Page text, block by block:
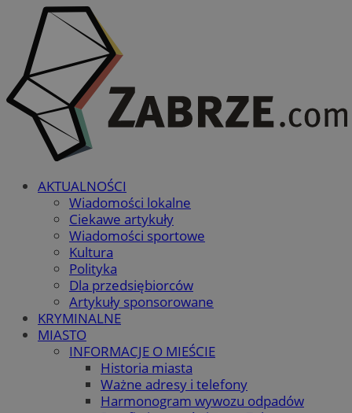
AKTUALNOŚCI
Wiadomości lokalne
Ciekawe artykuły
Wiadomości sportowe
Kultura
Polityka
Dla przedsiębiorców
Artykuły sponsorowane
KRYMINALNE
MIASTO
INFORMACJE O MIEŚCIE
Historia miasta
Ważne adresy i telefony
Harmonogram wywozu odpadów